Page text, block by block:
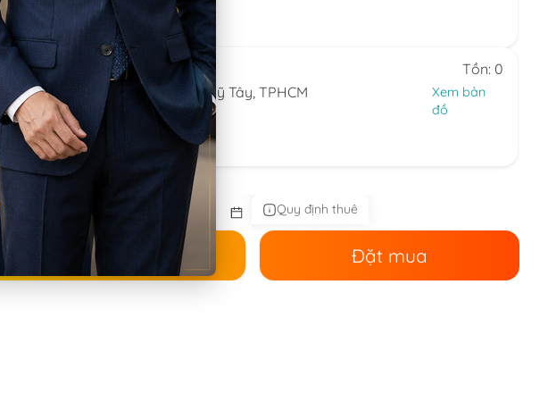
0932.713.594 - 0986.324.594
9:00 - 18:00 (Thứ 2 - Thứ 7)
CN Bình Thạnh
Tồn: 0
58/6 Tân Cảng, Phường Thạnh Mỹ Tây, TPHCM
Xem bản
đồ
086.7474.247 - 086.8644.086
9:00 - 18:00 (Thứ 2 - Chủ nhật)
Quy định thuê
Đặt thuê Đặt mua